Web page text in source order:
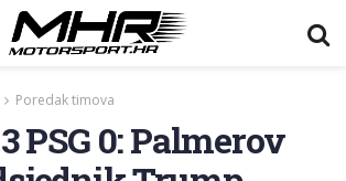
Poredak timova
PSG 0: Palmerov